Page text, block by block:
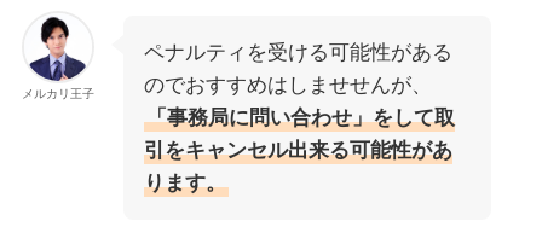
メルカリ王子
ペナルティを受ける可能性がある
のでおすすめはしませせんが、
「事務局に問い合わせ」をして取
引をキャンセル出来る可能性があ
ります。